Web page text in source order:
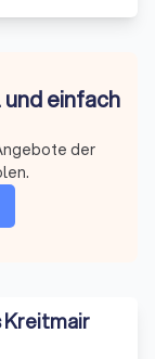
einfach
der
Kreitmair